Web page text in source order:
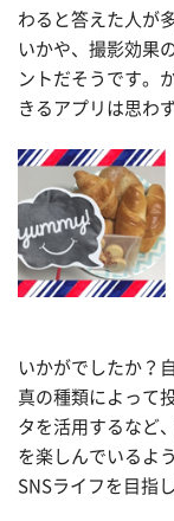
わると答えた人が
いかや、撮影効果
ントだそうです。
きるアプリは思わ
いかがでしたか？
真の種類によって
タを活用するなど
を楽しんでいるよ
SNSライフを目指